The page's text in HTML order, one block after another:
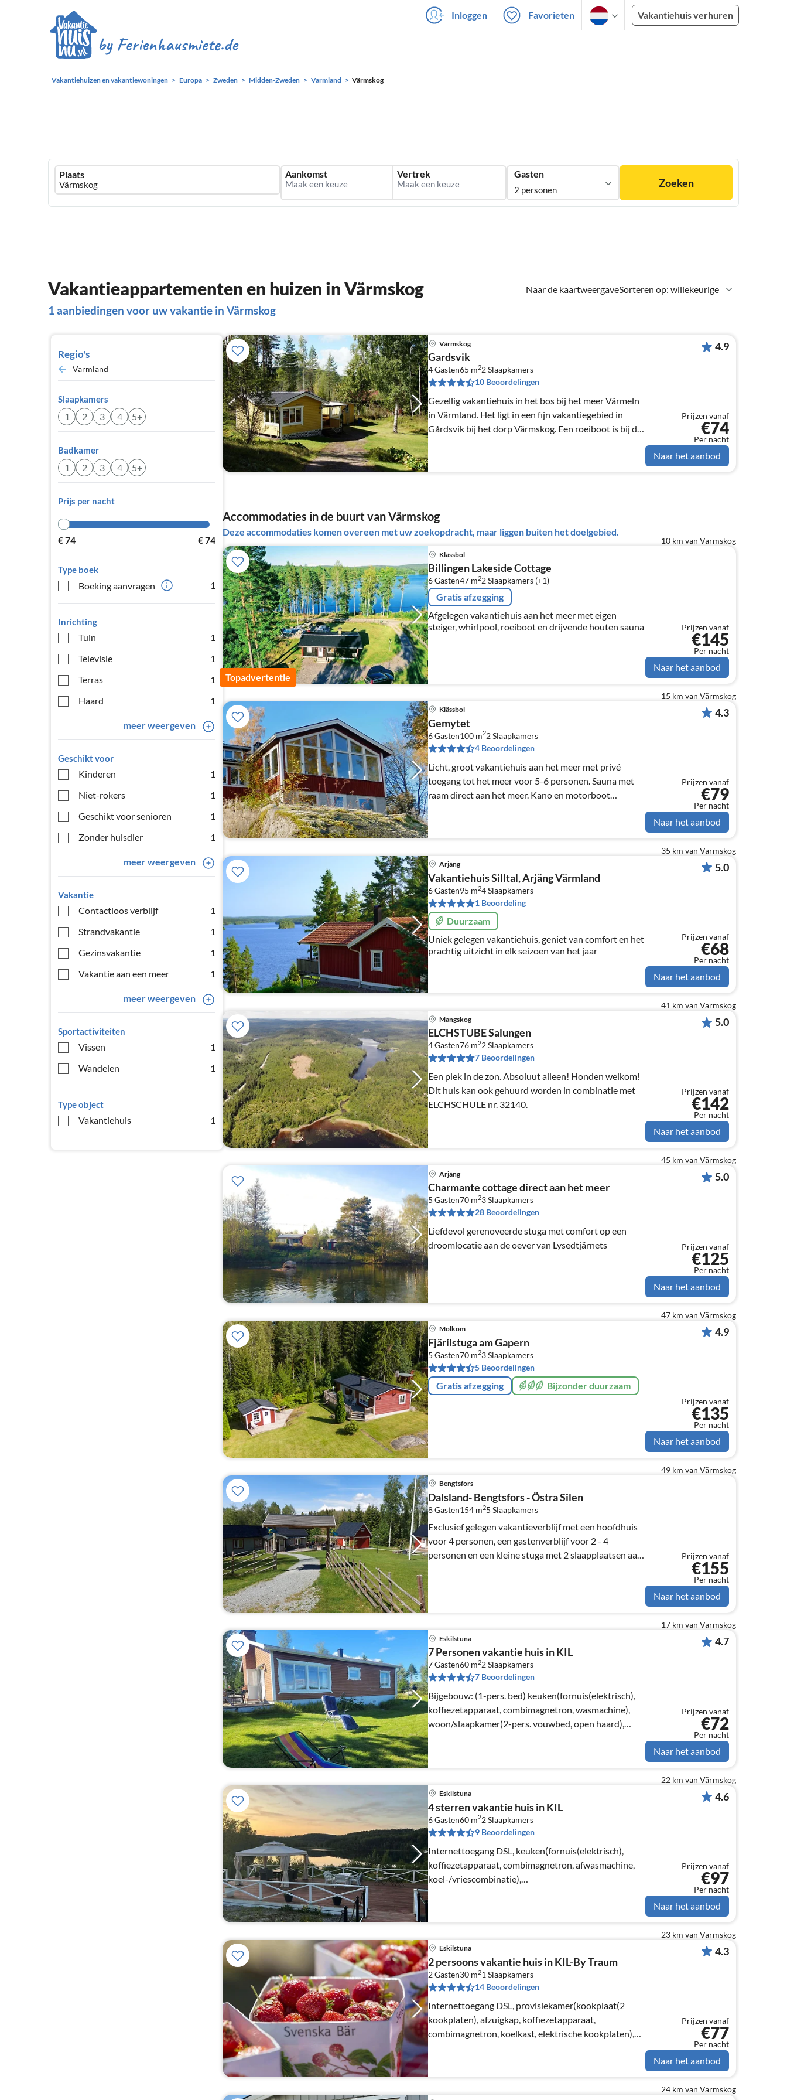
Inloggen Favorieten Vakantiehuis verhuren
Vakantiehuizen en vakantiewoningen Europa Zweden Midden-Zweden Varmland Värmskog
Ferienhausmiete
logo
Plaats Aankomst Vertrek Gasten
2 personen
Zoeken
Naar de kaartweergaveSorteren op: willekeurige
Vakantieappartementen en huizen in Värmskog
1 aanbiedingen voor uw vakantie in Värmskog
Regio's
Varmland
Slaapkamers
1 2 3 4 5+
Badkamer
1 2 3 4 5+
Prijs per nacht
€74 €74
Type boek
Boeking aanvragen 1
Inrichting
Tuin
1
Televisie
1
Terras
1
Haard
1
meer weergeven
Geschikt voor
Kinderen
1
Niet-rokers
1
Geschikt voor senioren
1
Zonder huisdier
1
meer weergeven
Vakantie
Contactloos verblijf
1
Strandvakantie
1
Gezinsvakantie
1
Vakantie aan een meer
1
meer weergeven
Sportactiviteiten
Vissen
1
Wandelen
1
Type object
Vakantiehuis 1
Värmskog
Gardsvik
4 Gasten65 m22Slaapkamers
10 Beoordelingen
Gezellig vakantiehuis in het bos bij het meer Värmeln
in Värmland. Het ligt in een fijn vakantiegebied in
Gårdsvik bij het dorp Värmskog. Een roeiboot is bij de
prijs inbegrepen.
4.9
Prijzen vanaf
€74
Per nacht
Naar het aanbod
Accommodaties in de buurt van Värmskog
Deze accommodaties komen overeen met uw zoekopdracht, maar liggen buiten het doelgebied.
Topadvertentie
10 km van Värmskog
Klässbol
Billingen Lakeside Cottage
6 Gasten47 m22Slaapkamers (+1)
Gratis afzegging
Afgelegen vakantiehuis aan het meer met eigen
steiger, whirlpool, roeiboot en drijvende houten sauna
Prijzen vanaf
€145
Per nacht
Naar het aanbod
15 km van Värmskog
Klässbol
Gemytet
6 Gasten100 m22Slaapkamers
4 Beoordelingen
Licht, groot vakantiehuis aan het meer met privé
toegang tot het meer voor 5-6 personen. Sauna met
raam direct aan het meer. Kano en motorboot
beschikbaar. Extra: klein huisje voor 2 pers.
4.3
Prijzen vanaf
€79
Per nacht
Naar het aanbod
35 km van Värmskog
Arjäng
Vakantiehuis Silltal, Arjäng Värmland
6 Gasten95 m24Slaapkamers
1 Beoordeling
Duurzaam
Uniek gelegen vakantiehuis, geniet van comfort en het
prachtig uitzicht in elk seizoen van het jaar
5.0
Prijzen vanaf
€68
Per nacht
Naar het aanbod
41 km van Värmskog
Mangskog
ELCHSTUBE Salungen
4 Gasten76 m22Slaapkamers
7 Beoordelingen
Een plek in de zon. Absoluut alleen! Honden welkom!
Dit huis kan ook gehuurd worden in combinatie met
ELCHSCHULE nr. 32140.
5.0
Prijzen vanaf
€142
Per nacht
Naar het aanbod
45 km van Värmskog
Arjäng
Charmante cottage direct aan het meer
5 Gasten70 m23Slaapkamers
28 Beoordelingen
Liefdevol gerenoveerde stuga met comfort op een
droomlocatie aan de oever van Lysedtjärnets
5.0
Prijzen vanaf
€125
Per nacht
Naar het aanbod
47 km van Värmskog
Molkom
Fjärilstuga am Gapern
5 Gasten70 m23Slaapkamers
5 Beoordelingen
Gratis afzegging Bijzonder duurzaam
4.9
Prijzen vanaf
€135
Per nacht
Naar het aanbod
49 km van Värmskog
Bengtsfors
Dalsland- Bengtsfors - Östra Silen
8 Gasten154 m25 Slaapkamers
Exclusief gelegen vakantieverblijf met een hoofdhuis
voor 4 personen, een gastenverblijf voor 2 - 4
personen en een kleine stuga met 2 slaapplaatsen aan
Östra Silen met een hoge standaard.
Prijzen vanaf
€155
Per nacht
Naar het aanbod
17 km van Värmskog
Eskilstuna
7 Personen vakantie huis in KIL
7 Gasten60 m22Slaapkamers
7 Beoordelingen
Bijgebouw: (1-pers. bed) keuken(fornuis(elektrisch),
koffiezetapparaat, combimagnetron, wasmachine),
woon/slaapkamer(2-pers. vouwbed, open haard),
slaapkamer(2-pers. bed)
4.7
Prijzen vanaf
€72
Per nacht
Naar het aanbod
22 km van Värmskog
Eskilstuna
4 sterren vakantie huis in KIL
6 Gasten60 m22Slaapkamers
9 Beoordelingen
Internettoegang DSL, keuken(fornuis(elektrisch),
koffiezetapparaat, combimagnetron, afwasmachine,
koel-/vriescombinatie),
woon/slaapkamer(TV(zweedse TV zenders),
kachel(hout))
4.6
Prijzen vanaf
€97
Per nacht
Naar het aanbod
23 km van Värmskog
Eskilstuna
2 persoons vakantie huis in KIL-By Traum
2 Gasten30 m21 Slaapkamers
14 Beoordelingen
Internettoegang DSL, provisiekamer(kookplaat(2
kookplaten), afzuigkap, koffiezetapparaat,
combimagnetron, koelkast, elektrische kookplaten),
woon/slaapkamer(2-pers. vouwbed)
4.3
Prijzen vanaf
€77
Per nacht
Naar het aanbod
24 km van Värmskog